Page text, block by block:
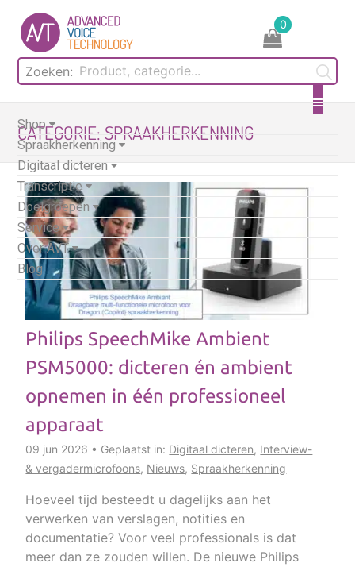
content
Zoeken:
0
Shop
Spraakherkenning
Digitaal dicteren
Transcriptie
Doelgroepen
Service
Over AVT
Blog
CATEGORIE: SPRAAKHERKENNING
Philips SpeechMike Ambient
PSM5000: dicteren én ambient
opnemen in één professioneel
apparaat
09 jun 2026 • Geplaatst in: Digitaal dicteren, Interview-
& vergadermicrofoons, Nieuws, Spraakherkenning
Hoeveel tijd besteedt u dagelijks aan het
verwerken van verslagen, notities en
documentatie? Voor veel professionals is dat
meer dan ze zouden willen. De nieuwe Philips